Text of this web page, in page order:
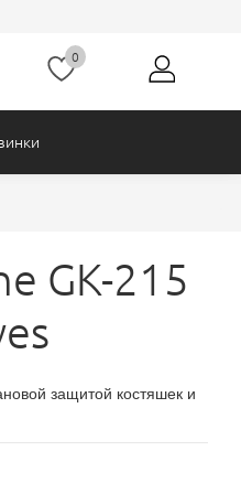
0
GK-215
защитой костяшек и